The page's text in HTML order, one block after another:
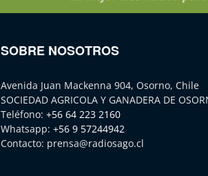
SOBRE NOSOTROS
Avenida Juan Mackenna 904, Osorno, Chile
SOCIEDAD AGRICOLA Y GANADERA DE
Teléfono: +56 64 223 2160
Whatsapp: +56 9 57244942
Contacto: prensa@radiosago.cl